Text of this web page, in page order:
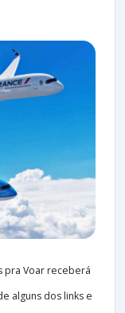
pra Voar receberá
alguns dos links e